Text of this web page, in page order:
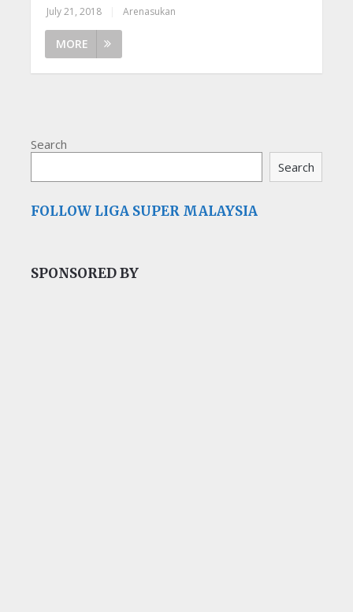
July 21, 2018 Arenasukan
MORE
Search
Search
FOLLOW LIGA SUPER MALAYSIA
SPONSORED BY